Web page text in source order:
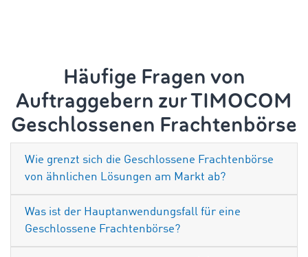
Häufige Fragen von
Auftraggebern zur TIMOCOM
Geschlossenen Frachtenbörse
Wie grenzt sich die Geschlossene Frachtenbörse
von ähnlichen Lösungen am Markt ab?
Was ist der Hauptanwendungsfall für eine
Geschlossene Frachtenbörse?